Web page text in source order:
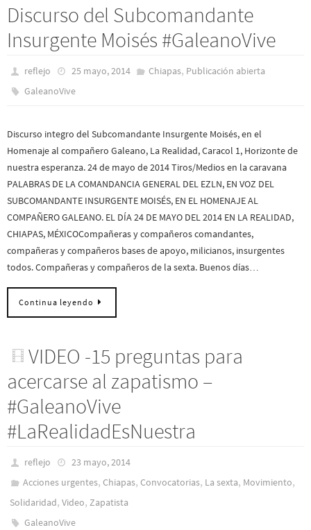
Discurso del Subcomandante
Insurgente Moisés #GaleanoVive
reflejo 25 mayo, 2014 Chiapas, Publicación abierta
GaleanoVive
Discurso integro del Subcomandante Insurgente Moisés, en el
Homenaje al compañero Galeano, La Realidad, Caracol 1, Horizonte de
nuestra esperanza. 24 de mayo de 2014 Tiros/Medios en la caravana
PALABRAS DE LA COMANDANCIA GENERAL DEL EZLN, EN VOZ DEL
SUBCOMANDANTE INSURGENTE MOISÉS, EN EL HOMENAJE AL
COMPAÑERO GALEANO. EL DÍA 24 DE MAYO DEL 2014 EN LA REALIDAD,
CHIAPAS, MÉXICOCompañeras y compañeros comandantes,
compañeras y compañeros bases de apoyo, milicianos, insurgentes
todos. Compañeras y compañeros de la sexta. Buenos días…
Continua leyendo
VIDEO -15 preguntas para
acercarse al zapatismo –
#GaleanoVive
#LaRealidadEsNuestra
reflejo
23 mayo, 2014
Acciones urgentes,Chiapas,Convocatorias, La sexta, Movimiento,
Solidaridad, Video, Zapatista
GaleanoVive